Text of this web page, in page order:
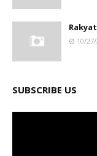
10/
SUBSCRIBE US